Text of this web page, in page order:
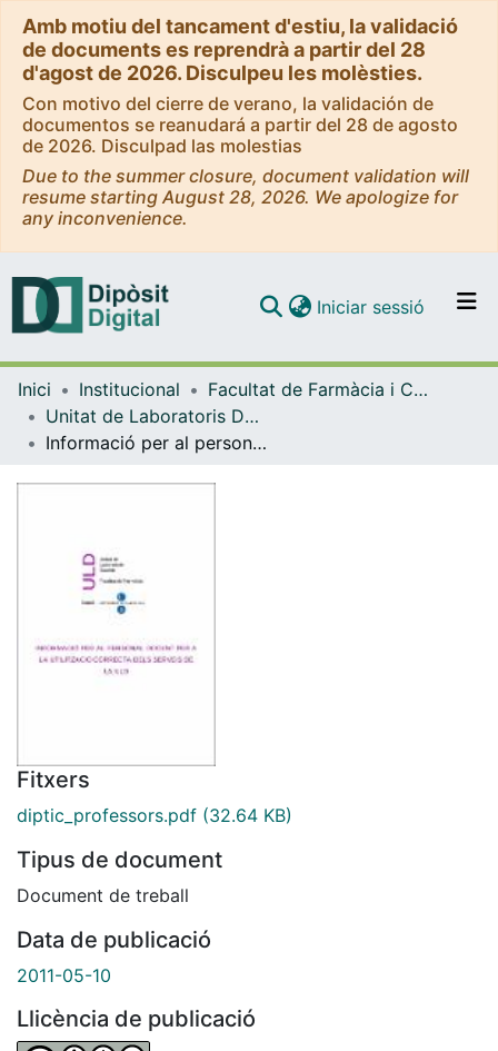
Amb motiu del tancament d'estiu, la validació
de documents es reprendrà a partir del 28
d'agost de 2026. Disculpeu les molèsties.
Con motivo del cierre de verano, la validación de
documentos se reanudará a partir del 28 de agosto
de 2026. Disculpad las molestias
Due to the summer closure, document validation will
resume starting August 28, 2026. We apologize for
any inconvenience.
Navega per tot el DD
Iniciar sessió (current)
Inici Institucional
Facultat de Farmàcia i Ciències de l'Alimentació
Unitat de Laboratoris Docents (ULD - Facultat de Farmàcia i Ciències de l'Alimentació)
Informació per al personal docent per a la utilització correcta dels serveis de la ULD
Fitxers
diptic_professors.pdf (32.64 KB)
Tipus de document
Document de treball
Data de publicació
2011-05-10
Llicència de publicació